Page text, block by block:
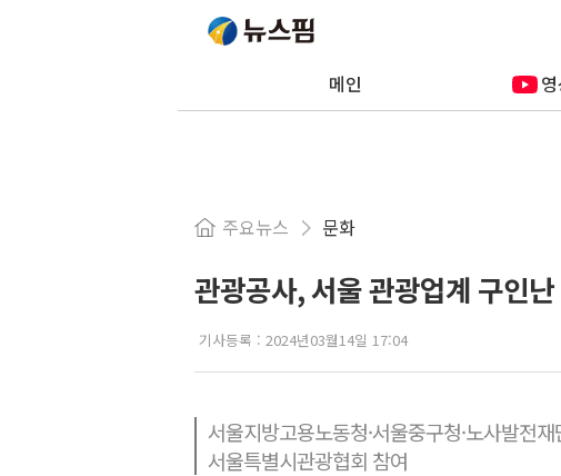
메인
주요뉴스 문화
관광공사, 서울 관광업계 구인
기사등록 : 2024년03월14일 17:04
서울지방고용노동청·서울중구청·노사발전재
서울특별시관광협회 참여